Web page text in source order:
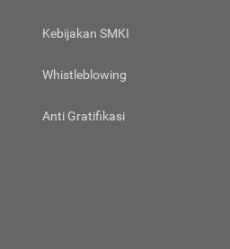
Kebijakan SMKI
Whistleblowing
Anti Gratifikasi